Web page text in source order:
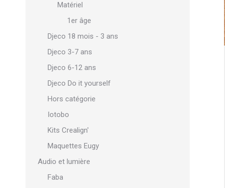
Matériel
1er âge
Djeco 18 mois - 3 ans
Djeco 3-7 ans
Djeco 6-12 ans
Djeco Do it yourself
Hors catégorie
Iotobo
Kits Crealign'
Maquettes Eugy
Audio et lumière
Faba